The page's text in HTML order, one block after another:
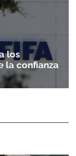
los
la confianza